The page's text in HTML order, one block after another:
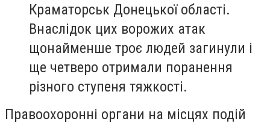
Краматорськ Донецької області.
Внаслідок цих ворожих атак
щонайменше троє людей загинули і
ще четверо отримали поранення
різного ступеня тяжкості.
Правоохоронні органи на місцях подій